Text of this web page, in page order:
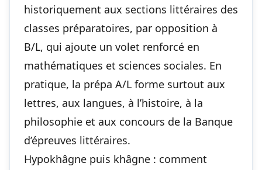
historiquement aux sections littéraires des
classes préparatoires, par opposition à
B/L, qui ajoute un volet renforcé en
mathématiques et sciences sociales. En
pratique, la prépa A/L forme surtout aux
lettres, aux langues, à l’histoire, à la
philosophie et aux concours de la Banque
d’épreuves littéraires.
Hypokhâgne puis khâgne : comment